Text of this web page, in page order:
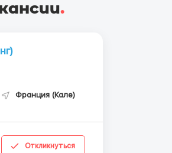
.
Франция (Кале)
Откликнуться